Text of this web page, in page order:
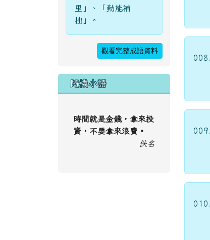
里」、「勤能補
拙」。
觀看完整成語資料
隨機小語
時間就是金錢，拿來投
資，不要拿來浪費。
佚名
008.
009.
010.